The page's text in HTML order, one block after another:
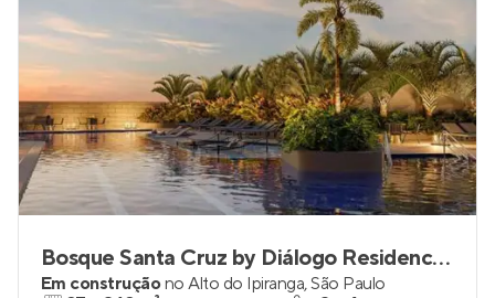
Bosque Santa Cruz by Diálogo Residences
Em construçãono Alto do Ipiranga,São Paulo